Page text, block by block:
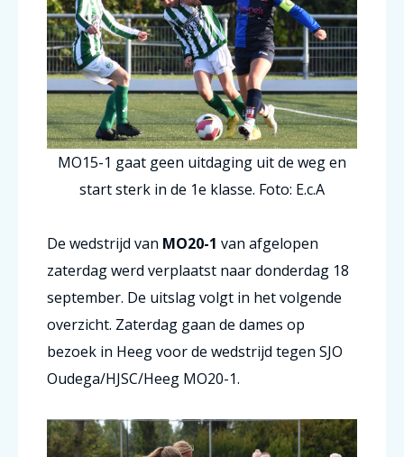
MO15-1 gaat geen uitdaging uit de weg en
start sterk in de 1e klasse. Foto: E.c.A
De wedstrijd van MO20-1 van afgelopen
zaterdag werd verplaatst naar donderdag 18
september. De uitslag volgt in het volgende
overzicht. Zaterdag gaan de dames op
bezoek in Heeg voor de wedstrijd tegen SJO
Oudega/HJSC/Heeg MO20-1.